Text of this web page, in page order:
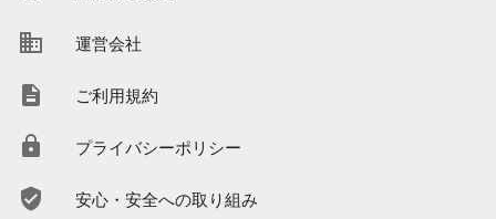
運営会社
ご利用規約
プライバシーポリシー
安心・安全への取り組み